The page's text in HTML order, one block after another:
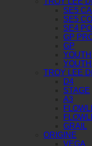
SE5
SE5
SE4
GP
GP
TROY LEE
D4
STAGE
A3
GRAIL
ORIGINE
VEGA